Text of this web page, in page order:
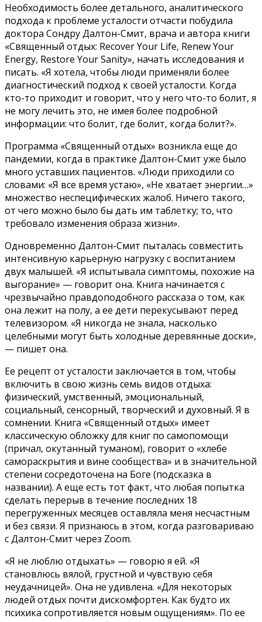
Необходимость более детального, аналитического
подхода к проблеме усталости отчасти побудила
доктора Сондру Далтон-Смит, врача и автора книги
«Священный отдых: Recover Your Life, Renew Your
Energy, Restore Your Sanity», начать исследования и
писать. «Я хотела, чтобы люди применяли более
диагностический подход к своей усталости. Когда
кто-то приходит и говорит, что у него что-то болит, я
не могу лечить это, не имея более подробной
информации: что болит, где болит, когда болит?».
Программа «Священный отдых» возникла еще до
пандемии, когда в практике Далтон-Смит уже было
много уставших пациентов. «Люди приходили со
словами: «Я все время устаю», «Не хватает энергии…»
множество неспецифических жалоб. Ничего такого,
от чего можно было бы дать им таблетку; то, что
требовало изменения образа жизни».
Одновременно Далтон-Смит пыталась совместить
интенсивную карьерную нагрузку с воспитанием
двух малышей. «Я испытывала симптомы, похожие на
выгорание» — говорит она. Книга начинается с
чрезвычайно правдоподобного рассказа о том, как
она лежит на полу, а ее дети перекусывают перед
телевизором. «Я никогда не знала, насколько
целебными могут быть холодные деревянные доски»,
— пишет она.
Ее рецепт от усталости заключается в том, чтобы
включить в свою жизнь семь видов отдыха:
физический, умственный, эмоциональный,
социальный, сенсорный, творческий и духовный. Я в
сомнении. Книга «Священный отдых» имеет
классическую обложку для книг по самопомощи
(причал, окутанный туманом), говорит о «хлебе
самораскрытия и вине сообщества» и в значительной
степени сосредоточена на Боге (подсказка в
названии). А еще есть тот факт, что любая попытка
сделать перерыв в течение последних 18
перегруженных месяцев оставляла меня несчастным
и без связи. Я признаюсь в этом, когда разговариваю
с Далтон-Смит через Zoom.
«Я не люблю отдыхать» — говорю я ей. «Я
становлюсь вялой, грустной и чувствую себя
неудачницей». Она не удивлена. «Для некоторых
людей отдых почти дискомфортен. Как будто их
психика сопротивляется новым ощущениям». По ее